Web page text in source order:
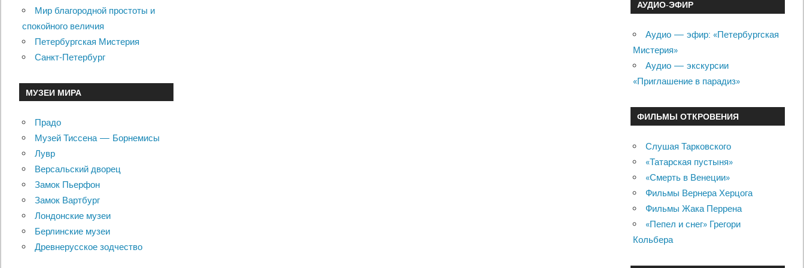
Мир благородной простоты и
спокойного величия
Петербургская Мистерия
Санкт-Петербург
МУЗЕИ МИРА
Прадо
Музей Тиссена — Борнемисы
Лувр
Версальский дворец
Замок Пьерфон
Замок Вартбург
Лондонские музеи
Берлинские музеи
Древнерусское зодчество
АУДИО-ЭФИР
Аудио — эфир: «Петербургская
Мистерия»
Аудио — экскурсии
«Приглашение в парадиз»
ФИЛЬМЫ ОТКРОВЕНИЯ
Слушая Тарковского
«Татарская пустыня»
«Смерть в Венеции»
Фильмы Вернера Херцога
Фильмы Жака Перрена
«Пепел и снег» Грегори
Кольбера